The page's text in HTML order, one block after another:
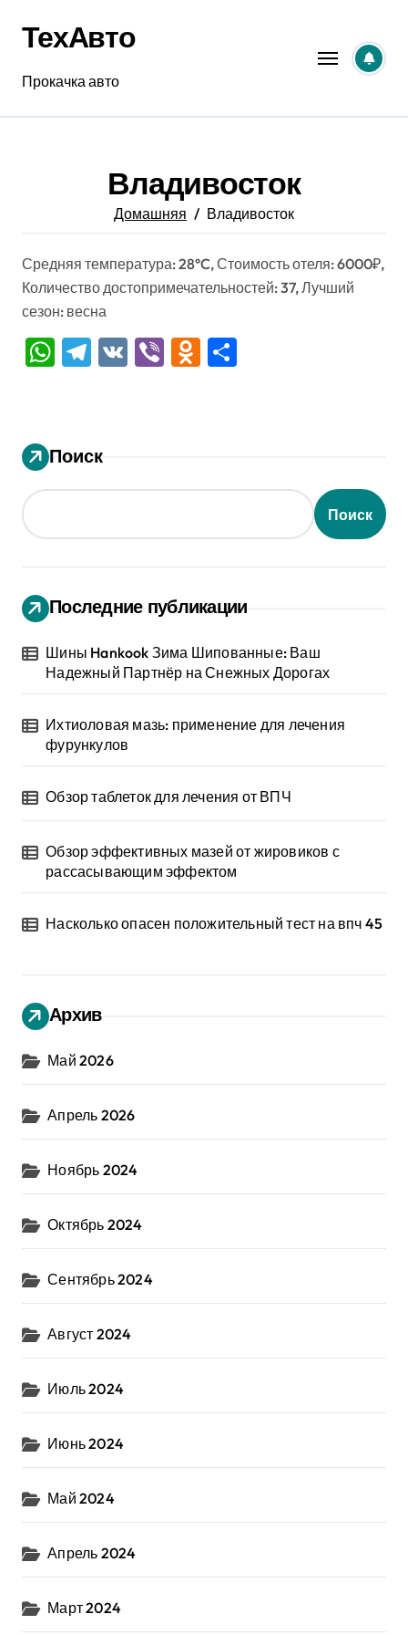
содержанию
ТехАвто
Прокачка авто
Владивосток
Домашняя Владивосток
Средняя температура: 28°C, Стоимость отеля: 6000₽,
Количество достопримечательностей: 37, Лучший
сезон: весна
WhatsApp
Telegram
VK ViberOdnoklassniki
Поиск
Поиск
Последние публикации
Шины Hankook Зима Шипованные: Ваш
Надежный Партнёр на Снежных Дорогах
Ихтиоловая мазь: применение для лечения
фурункулов
Обзор таблеток для лечения от ВПЧ
Обзор эффективных мазей от жировиков с
рассасывающим эффектом
Насколько опасен положительный тест на впч 45
Архив
Май 2026
Апрель 2026
Ноябрь 2024
Октябрь 2024
Сентябрь 2024
Август 2024
Июль 2024
Июнь 2024
Май 2024
Апрель 2024
Март 2024